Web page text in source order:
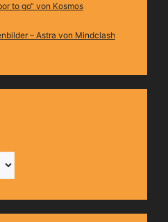
to go“ von Kosmos
– Astra von Mindclash